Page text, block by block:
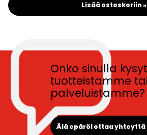
Lisää ostoskoriin »
Onko sinulla
tuotteistamme tai
palveluistamme?
Älä epäröi ottaa yhteyttä